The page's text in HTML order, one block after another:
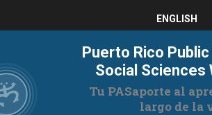
ENGLISH
Puerto Rico Public
Social Sciences
Tu PASaporte al
largo de la